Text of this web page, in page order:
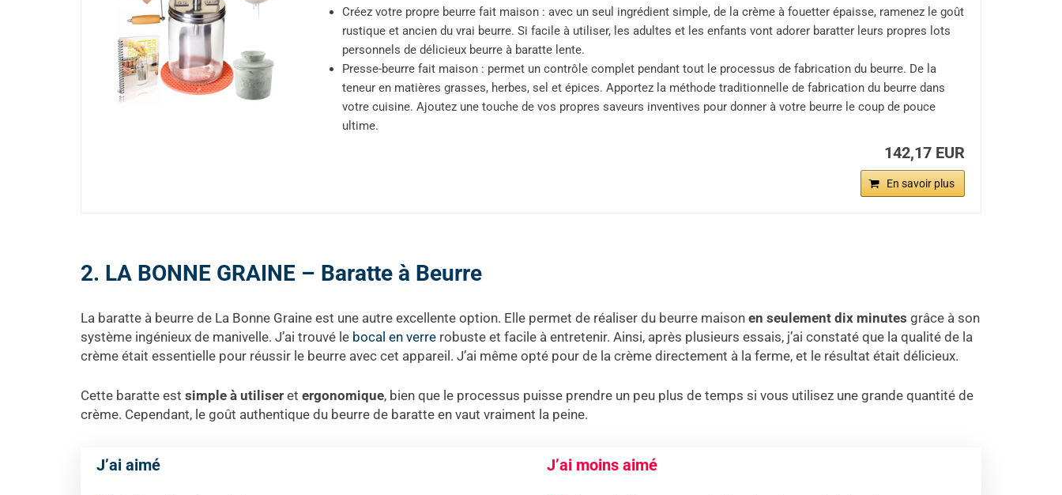
Créez votre propre beurre fait maison : avec un seul ingrédient simple, de la crème à fouetter épaisse, ramenez le goût
rustique et ancien du vrai beurre. Si facile à utiliser, les adultes et les enfants vont adorer baratter leurs propres lots
personnels de délicieux beurre à baratte lente.
Presse-beurre fait maison : permet un contrôle complet pendant tout le processus de fabrication du beurre. De la
teneur en matières grasses, herbes, sel et épices. Apportez la méthode traditionnelle de fabrication du beurre dans
votre cuisine. Ajoutez une touche de vos propres saveurs inventives pour donner à votre beurre le coup de pouce
ultime.
142,17 EUR
En savoir plus
2. LA BONNE GRAINE – Baratte à Beurre
La baratte à beurre de La Bonne Graine est une autre excellente option. Elle permet de réaliser du beurre maison en seulement dix minutes grâce à son
système ingénieux de manivelle. J’ai trouvé le bocal en verre robuste et facile à entretenir. Ainsi, après plusieurs essais, j’ai constaté que la qualité de la
crème était essentielle pour réussir le beurre avec cet appareil. J’ai même opté pour de la crème directement à la ferme, et le résultat était délicieux.
Cette baratte est simple à utiliser et ergonomique, bien que le processus puisse prendre un peu plus de temps si vous utilisez une grande quantité de
crème. Cependant, le goût authentique du beurre de baratte en vaut vraiment la peine.
J’ai aimé J’ai moins aimé